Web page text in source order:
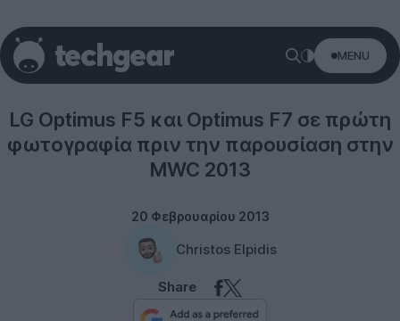
MENU
LG Optimus F5 και Optimus F7 σε πρώτη
φωτογραφία πριν την παρουσίαση στην
MWC 2013
20 Φεβρουαρίου 2013
Christos Elpidis
Share